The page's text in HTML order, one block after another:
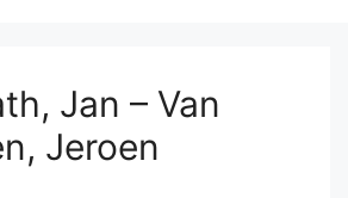
Jan – Van
Jeroen